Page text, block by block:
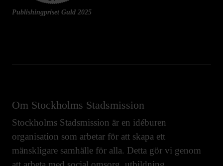
Publishingpriset Guld 2025
Om Stockholms Stadsmission
Stockholms Stadsmission är en idéburen
organisation som arbetar för att skapa ett
mänskligare samhälle för alla. Detta gör vi genom